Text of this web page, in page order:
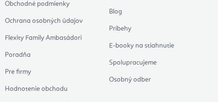
Obchodné podmienky
Ochrana osobných údajov
Flexity Family Ambasádori
Poradňa
Pre firmy
Hodnotenie obchodu
Blog
Príbehy
E-booky na stiahnutie
Spolupracujeme
Osobný odber